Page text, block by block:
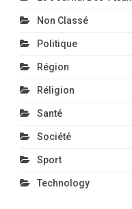
Non Classé
Politique
Région
Réligion
Santé
Société
Sport
Technology